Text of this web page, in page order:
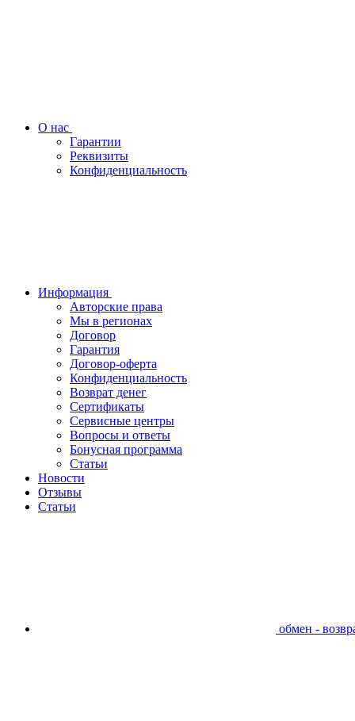
О нас
Гарантии
Реквизиты
Конфиденциальность
Информация
Авторские права
Мы в регионах
Договор
Гарантия
Договор-оферта
Конфиденциальность
Возврат денег
Сертификаты
Сервисные центры
Вопросы и ответы
Бонусная программа
Статьи
Новости
Отзывы
Статьи
обмен -